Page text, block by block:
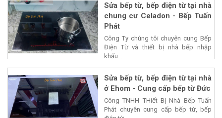
Sửa bếp từ, bếp điện từ tại nhà
chung cư Celadon - Bếp Tuấn
Phát
Công Ty chúng tôi chuyên cung Bếp
Điện Từ và thiết bị nhà bếp nhập
khẩu...
Sửa bếp từ, bếp điện từ tại nhà
ở Ehom - Cung cấp bếp từ Đức
Công TNHH THiết Bị Nhà Bếp Tuấn
Phát chuyên cung cấp bếp từ, bếp